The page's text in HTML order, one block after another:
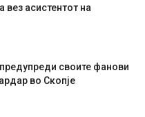
вез асистентот на
своите фанови
во Скопје